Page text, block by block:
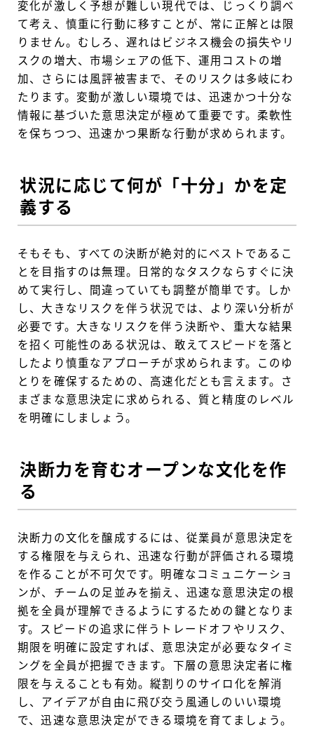
変化が激しく予想が難しい現代では、じっくり調べ
て考え、慎重に行動に移すことが、常に正解とは限
りません。むしろ、遅れはビジネス機会の損失やリ
スクの増大、市場シェアの低下、運用コストの増
加、さらには風評被害まで、そのリスクは多岐にわ
たります。変動が激しい環境では、迅速かつ十分な
情報に基づいた意思決定が極めて重要です。柔軟性
を保ちつつ、迅速かつ果断な行動が求められます。
状況に応じて何が「十分」かを定
義する
そもそも、すべての決断が絶対的にベストであるこ
とを目指すのは無理。日常的なタスクならすぐに決
めて実行し、間違っていても調整が簡単です。しか
し、大きなリスクを伴う状況では、より深い分析が
必要です。大きなリスクを伴う決断や、重大な結果
を招く可能性のある状況は、敢えてスピードを落と
したより慎重なアプローチが求められます。このゆ
とりを確保するための、高速化だとも言えます。さ
まざまな意思決定に求められる、質と精度のレベル
を明確にしましょう。
決断力を育むオープンな文化を作
る
決断力の文化を醸成するには、従業員が意思決定を
する権限を与えられ、迅速な行動が評価される環境
を作ることが不可欠です。明確なコミュニケーショ
ンが、チームの足並みを揃え、迅速な意思決定の根
拠を全員が理解できるようにするための鍵となりま
す。スピードの追求に伴うトレードオフやリスク、
期限を明確に設定すれば、意思決定が必要なタイミ
ングを全員が把握できます。下層の意思決定者に権
限を与えることも有効。縦割りのサイロ化を解消
し、アイデアが自由に飛び交う風通しのいい環境
で、迅速な意思決定ができる環境を育てましょう。